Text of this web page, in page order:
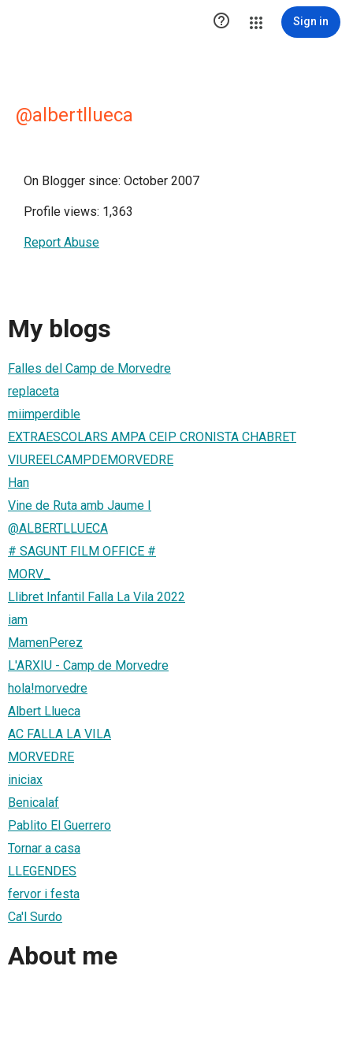
 Sign in
@albertllueca
On Blogger since: October 2007
Profile views: 1,363
Report Abuse
My blogs
Falles del Camp de Morvedre
replaceta
miimperdible
EXTRAESCOLARS AMPA CEIP CRONISTA CHABRET
VIUREELCAMPDEMORVEDRE
Han
Vine de Ruta amb Jaume I
@ALBERTLLUECA
# SAGUNT FILM OFFICE #
MORV_
Llibret Infantil Falla La Vila 2022
iam
MamenPerez
L'ARXIU - Camp de Morvedre
hola!morvedre
Albert Llueca
AC FALLA LA VILA
MORVEDRE
iniciax
Benicalaf
Pablito El Guerrero
Tornar a casa
LLEGENDES
fervor i festa
Ca'l Surdo
About me